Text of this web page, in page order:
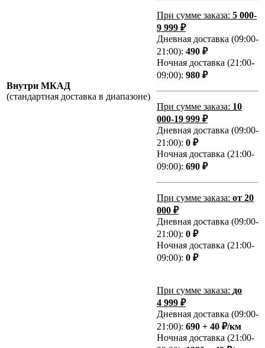
Внутри МКАД
(стандартная доставка в диапазоне)
При сумме заказа: 5 000-
9 999 ₽
Дневная доставка (09:00-
21:00): 490 ₽
Ночная доставка (21:00-
09:00): 980 ₽
При сумме заказа: 10
000-19 999 ₽
Дневная доставка (09:00-
21:00): 0 ₽
Ночная доставка (21:00-
09:00): 690 ₽
При сумме заказа: от 20
000 ₽
Дневная доставка (09:00-
21:00): 0 ₽
Ночная доставка (21:00-
09:00): 0 ₽
При сумме заказа: до
4 999 ₽
Дневная доставка (09:00-
21:00): 690 + 40 ₽/км
Ночная доставка (21:00-